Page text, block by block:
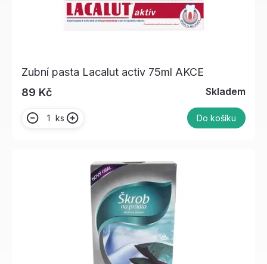
Zubní pasta Lacalut activ 75ml AKCE
89 Kč
Skladem
ks Do košíku